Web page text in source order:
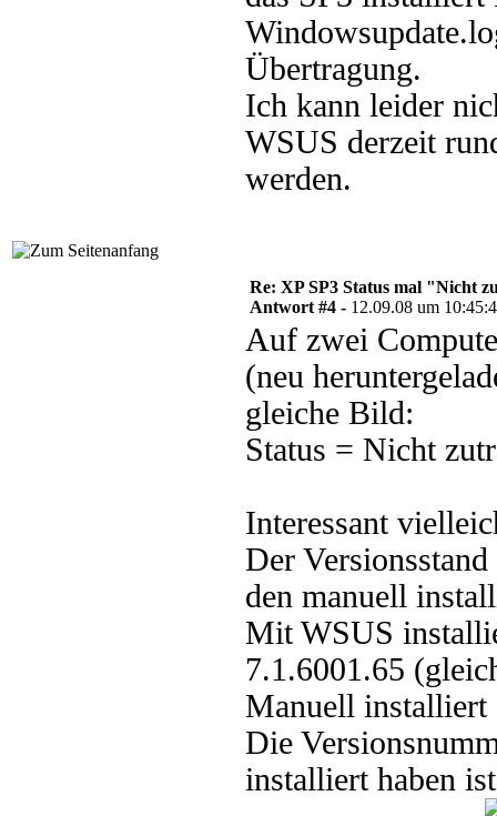
Übertragung.
Ich kann leider
WSUS derzeit
werden.
Re: XP SP3 Status mal "Nicht
Antwort #4 - 12.09.08 um
Auf zwei
(neu
gleiche Bild:
Status = Nicht
Interessant
Der
den manuell
Mit WSUS
7.1.6001.65
Manuell installiert
Die
installiert haben